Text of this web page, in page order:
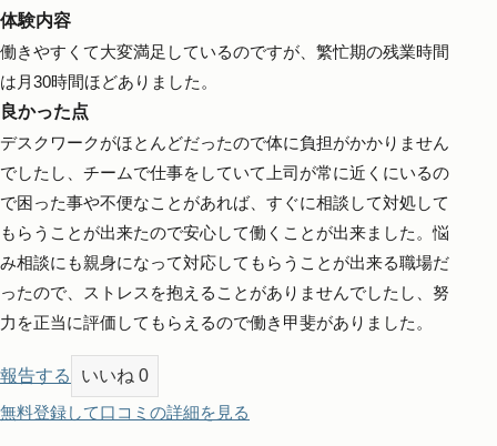
体験内容
働きやすくて大変満足しているのですが、繁忙期の残業時間
は月30時間ほどありました。
良かった点
デスクワークがほとんどだったので体に負担がかかりません
でしたし、チームで仕事をしていて上司が常に近くにいるの
で困った事や不便なことがあれば、すぐに相談して対処して
もらうことが出来たので安心して働くことが出来ました。悩
み相談にも親身になって対応してもらうことが出来る職場だ
ったので、ストレスを抱えることがありませんでしたし、努
力を正当に評価してもらえるので働き甲斐がありました。
報告する いいね 0
無料登録して口コミの詳細を見る